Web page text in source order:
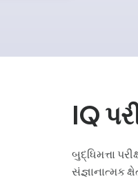
IQ
બુદ્ધિમત્તા
સંજ્ઞાનાત્મક